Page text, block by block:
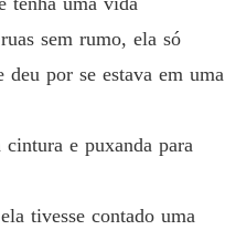
sem rumo, ela só
deu por se estava em uma
e puxanda para
tivesse contado uma